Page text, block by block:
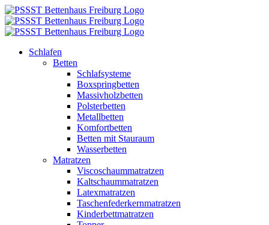
Zum
Inhalt
springen
Schlafen
Betten
Schlafsysteme
Boxspringbetten
Massivholzbetten
Polsterbetten
Metallbetten
Komfortbetten
Betten mit Stauraum
Wasserbetten
Matratzen
Viscoschaummatratzen
Kaltschaummatratzen
Latexmatratzen
Taschenfederkernmatratzen
Kinderbettmatratzen